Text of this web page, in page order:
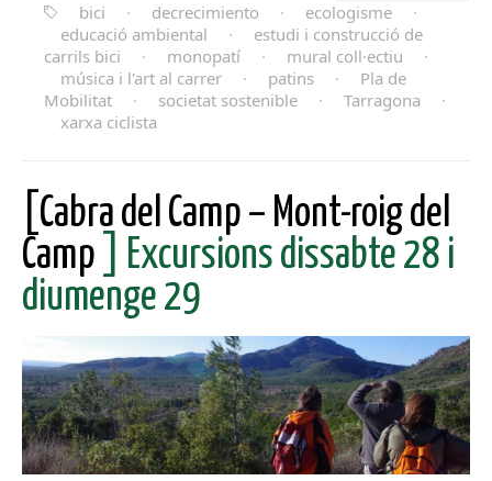
bici
· decrecimiento · ecologisme
·
educació ambiental
·
estudi i construcció de
carrils bici
· monopatí · mural coll·ectiu
·
música i l'art al carrer
· patins ·
Pla de
Mobilitat
· societat sostenible · Tarragona
·
xarxa ciclista
[Cabra del Camp – Mont-roig del
Camp
] Excursions dissabte 28 i
diumenge 29